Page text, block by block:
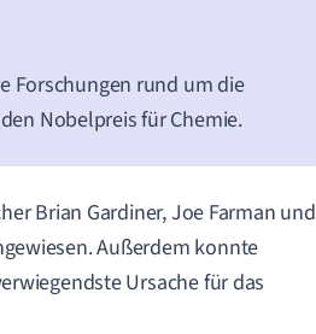
Forschungen rund um die
Nobelpreis für Chemie.
Brian Gardiner, Joe Farman und
Außerdem konnte
Ursache für das